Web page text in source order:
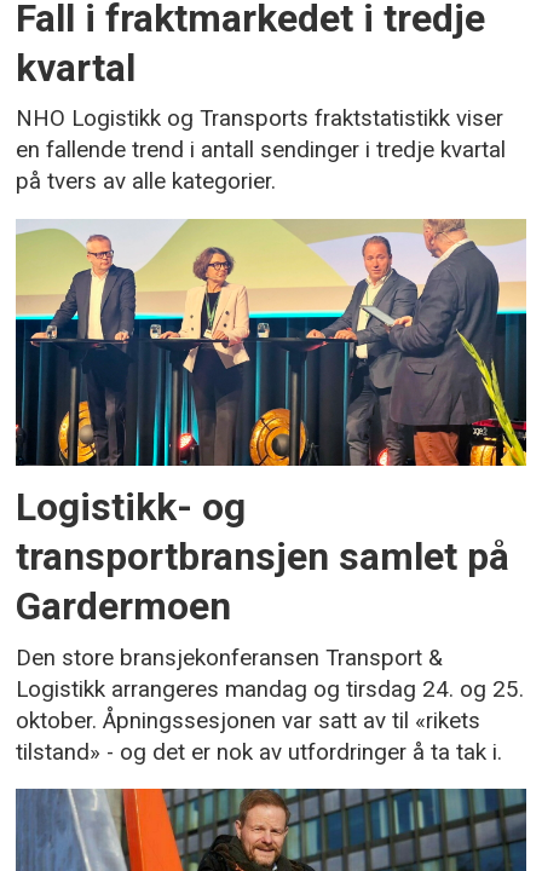
Fall i fraktmarkedet i tredje
kvartal
NHO Logistikk og Transports fraktstatistikk viser
en fallende trend i antall sendinger i tredje kvartal
på tvers av alle kategorier.
Logistikk- og
transportbransjen samlet på
Gardermoen
Den store bransjekonferansen Transport &
Logistikk arrangeres mandag og tirsdag 24. og 25.
oktober. Åpningssesjonen var satt av til «rikets
tilstand» - og det er nok av utfordringer å ta tak i.